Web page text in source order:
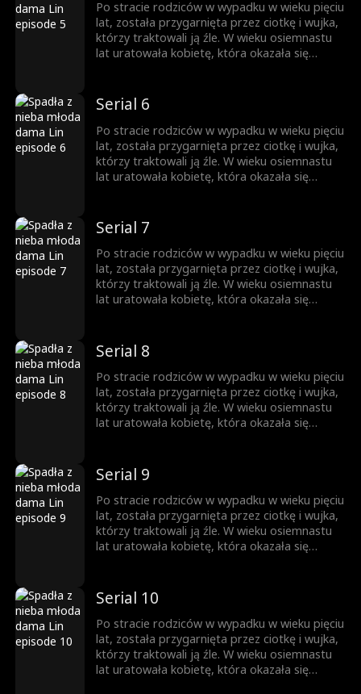
dobroć i wytrwałość.
Po stracie rodziców w wypadku w wieku pięciu
lat, została przygarnięta przez ciotkę i wujka,
którzy traktowali ją źle. W wieku osiemnastu
lat uratowała kobietę, która okazała się
charakter, jego trójka dzieci ukryła swoje
tożsamości, ale ostatecznie poruszyła ich jej
dobroć i wytrwałość.
Serial 6
Po stracie rodziców w wypadku w wieku pięciu
lat, została przygarnięta przez ciotkę i wujka,
którzy traktowali ją źle. W wieku osiemnastu
lat uratowała kobietę, która okazała się
charakter, jego trójka dzieci ukryła swoje
tożsamości, ale ostatecznie poruszyła ich jej
dobroć i wytrwałość.
Serial 7
Po stracie rodziców w wypadku w wieku pięciu
lat, została przygarnięta przez ciotkę i wujka,
którzy traktowali ją źle. W wieku osiemnastu
lat uratowała kobietę, która okazała się
charakter, jego trójka dzieci ukryła swoje
tożsamości, ale ostatecznie poruszyła ich jej
dobroć i wytrwałość.
Serial 8
Po stracie rodziców w wypadku w wieku pięciu
lat, została przygarnięta przez ciotkę i wujka,
którzy traktowali ją źle. W wieku osiemnastu
lat uratowała kobietę, która okazała się
charakter, jego trójka dzieci ukryła swoje
tożsamości, ale ostatecznie poruszyła ich jej
dobroć i wytrwałość.
Serial 9
Po stracie rodziców w wypadku w wieku pięciu
lat, została przygarnięta przez ciotkę i wujka,
którzy traktowali ją źle. W wieku osiemnastu
lat uratowała kobietę, która okazała się
charakter, jego trójka dzieci ukryła swoje
tożsamości, ale ostatecznie poruszyła ich jej
dobroć i wytrwałość.
Serial 10
Po stracie rodziców w wypadku w wieku pięciu
lat, została przygarnięta przez ciotkę i wujka,
którzy traktowali ją źle. W wieku osiemnastu
lat uratowała kobietę, która okazała się